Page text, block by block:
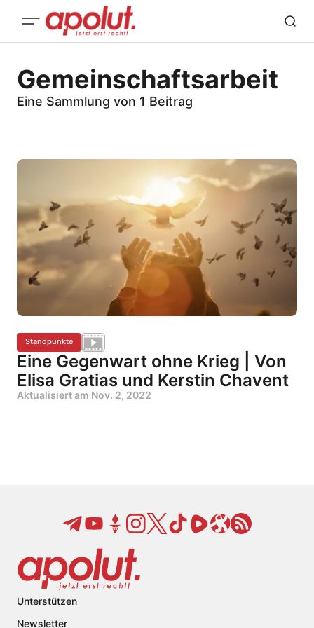
Gemeinschaftsarbeit
Eine Sammlung von 1 Beitrag
Standpunkte
Eine Gegenwart ohne Krieg | Von
Elisa Gratias und Kerstin Chavent
Aktualisiert am Nov. 2, 2022
Unterstützen
Newsletter